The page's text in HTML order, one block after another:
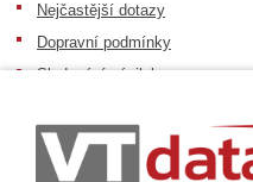
Nejčastější dotazy
Dopravní podmínky
Sledování zásilek
Informace k dostupnosti zboží
Obecné informace